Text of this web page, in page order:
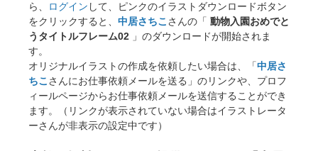
ら、
ログイン して、ピンクのイラストダウンロードボタン
をクリックすると、 中居さちこさんの「 動物入園おめでと
うタイトルフレーム02 」のダウンロードが開始されま
す。
オリジナルイラストの作成を依頼したい場合は、「中居さ
ちこさんにお仕事依頼メールを送る」のリンクや、プロフ
ィールページからお仕事依頼メールを送信することができ
ます。（リンクが表示されていない場合はイラストレータ
ーさんが非表示の設定中です）